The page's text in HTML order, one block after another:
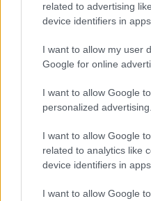
related to advertising
device identifiers in apps.
I want to allow my user
Google for online
I want to allow Google
personalized advertising.
I want to allow Google
related to analytics like
device identifiers in apps.
I want to allow Google
Mostre di moda 2026:
Cristian Castiglioni · 7 Ago 2026
BENESSERE